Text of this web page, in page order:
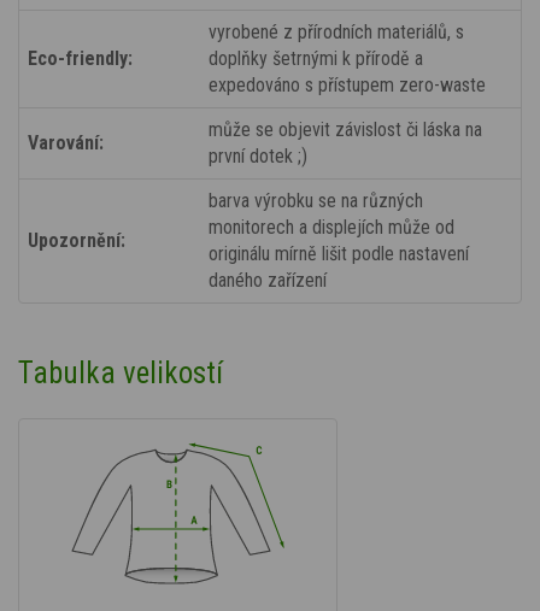
Eco-friendly:
vyrobené z přírodních materiálů, s
doplňky šetrnými k přírodě a
expedováno s přístupem zero-waste
Varování:
může se objevit závislost či láska na
první dotek ;)
Upozornění:
barva výrobku se na různých
monitorech a displejích může od
originálu mírně lišit podle nastavení
daného zařízení
Tabulka velikostí